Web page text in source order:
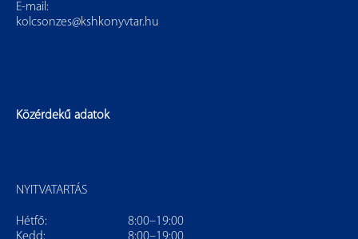
E-mail:
kolcsonzes@kshkonyvtar.hu
Közérdekű adatok
NYITVATARTÁS
Hétfő:
8:00–19:00